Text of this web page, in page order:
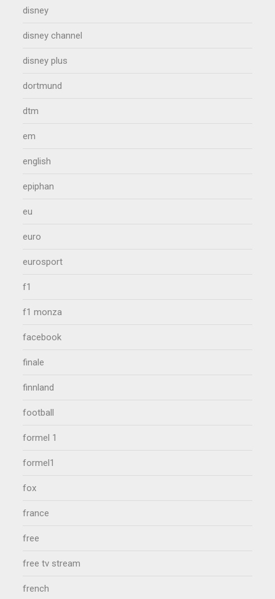
disney
disney channel
disney plus
dortmund
dtm
em
english
epiphan
eu
euro
eurosport
f1
f1 monza
facebook
finale
finnland
football
formel 1
formel1
fox
france
free
free tv stream
french